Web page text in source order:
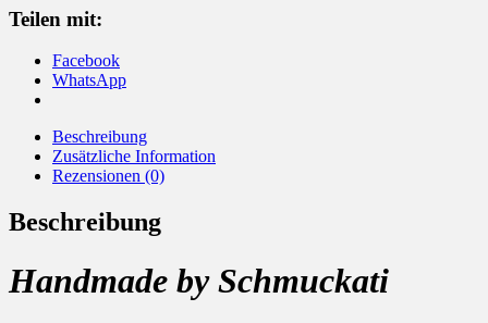
Blume
925
Menge
Teilen mit:
Facebook
WhatsApp
Beschreibung
Zusätzliche Information
Rezensionen (0)
Beschreibung
Handmade by Schmuckati